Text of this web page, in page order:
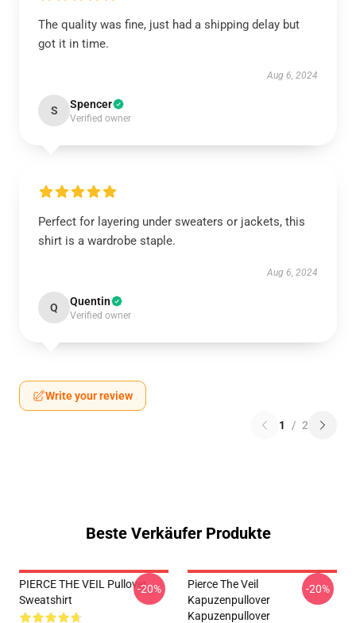
The quality was fine, just had a shipping delay but
got it in time.
Aug 6, 2024
S Spencer
Verified owner
Perfect for layering under sweaters or jackets, this
shirt is a wardrobe staple.
Aug 6, 2024
Q Quentin
Verified owner
Write your review
1 / 2
Beste Verkäufer Produkte
PIERCE THE VEIL Pullover
Sweatshirt
-20%
Pierce The Veil
Kapuzenpullover
Kapuzenpullover
-20%